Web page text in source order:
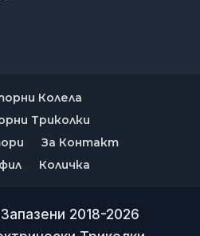
Колела
Триколки
За Контакт
Количка
2018-2026